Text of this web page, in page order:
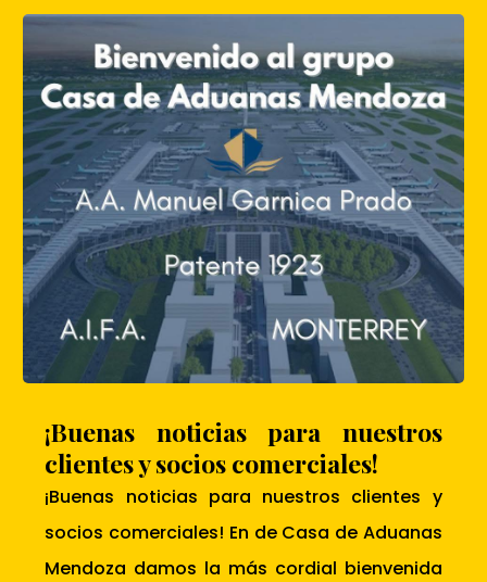
¡Buenas noticias para nuestros
clientes y socios comerciales!
¡Buenas noticias para nuestros clientes y
socios comerciales! En de Casa de Aduanas
Mendoza damos la más cordial bienvenida